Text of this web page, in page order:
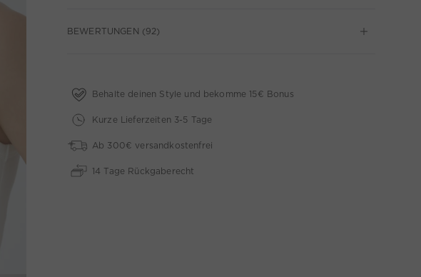
BEWERTUNGEN (92)
Behalte deinen Style und bekomme 15€ Bonus
Kurze Lieferzeiten 3-5 Tage
Ab 300€ versandkostenfrei
14 Tage Rückgaberecht